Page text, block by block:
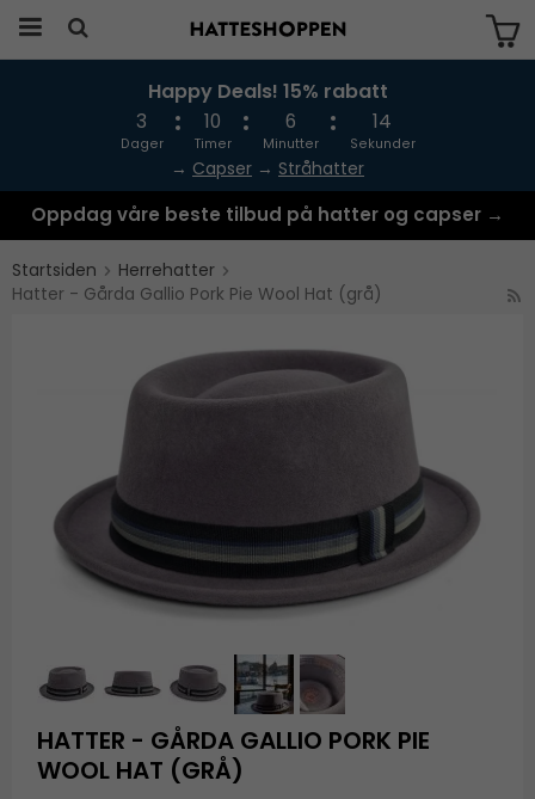
Produktet har blitt lagt til i handlekurven
Happy Deals! 15% rabatt
3
Dager
10
Timer
6
Minutter
13
Sekunder
→ Capser → Stråhatter
Oppdag våre beste tilbud på hatter og capser →
Startsiden
Herrehatter
Hatter - Gårda Gallio Pork Pie Wool Hat (grå)
HATTER - GÅRDA GALLIO PORK PIE
WOOL HAT (GRÅ)